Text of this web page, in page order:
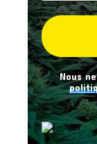
Nous